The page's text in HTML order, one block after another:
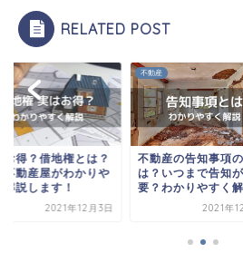
RELATED POST
お得？借地権とは？
不動産屋がわかりや
解説します！
2021年12月3日
不動産
不動産の告知事項
は？いつまで告知
要？わかりやすく解
2021年